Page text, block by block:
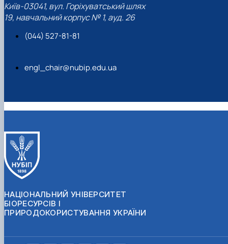
Київ-03041, вул. Горіхуватський шлях
19, навчальний корпус № 1, ауд. 26
(044) 527-81-81
engl_chair@nubip.edu.ua
НАЦІОНАЛЬНИЙ УНІВЕРСИТЕТ
БІОРЕСУРСІВ І
ПРИРОДОКОРИСТУВАННЯ УКРАЇНИ